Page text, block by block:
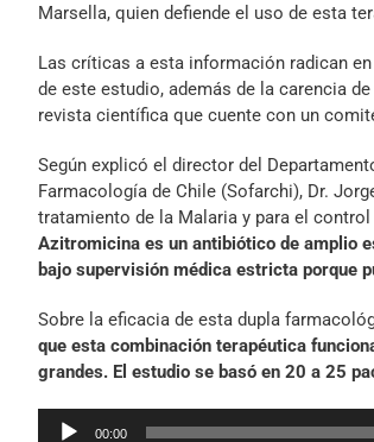
Marsella, quien defiende el uso de esta
Las críticas a esta información radican
de este estudio, además de la carencia
revista científica que cuente con un
Según explicó el director del
Farmacología de Chile (Sofarchi), Dr.
tratamiento de la Malaria y para el
Azitromicina es un antibiótico de amplio
bajo supervisión médica estricta porque
Sobre la eficacia de esta dupla
que esta combinación terapéutica
grandes. El estudio se basó en 20 a 25
Reproductor
00:00